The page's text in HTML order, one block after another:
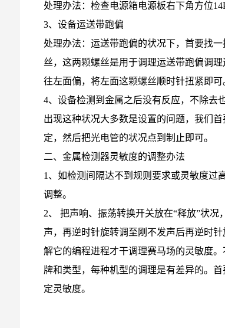
处理办法：检查电源箱电源板右下角方位
3、设备运送带跑偏
处理办法：运送带跑偏的状况下，首要找
丝，这两颗螺丝是用于调理运送带跑偏调
往左面偏，将左面这颗螺丝顺时针扭紧即可
4、设备检测到金属之后没有反应，不除去
出现这种状况大多数是设置的问题，我们
定，然后把光电管的状况点到制止即可。
二、金属检测器灵敏度的调整办法
1、如检测间隔达不到规则要求或灵敏度过
调整。
2、 把声响、振荡转换开关放在“释放”状
声，再逆时针旋转调至刚不发声后再逆时
解它的编程进程才干调理赛马场的灵敏度
牌和类型，每种机型的调理是有差异的。
定灵敏度。